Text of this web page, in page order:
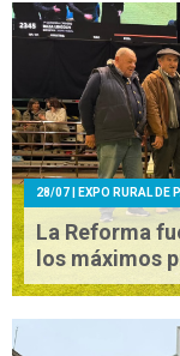
28/07 | EXPO RURAL DE
La Reforma
los máximos